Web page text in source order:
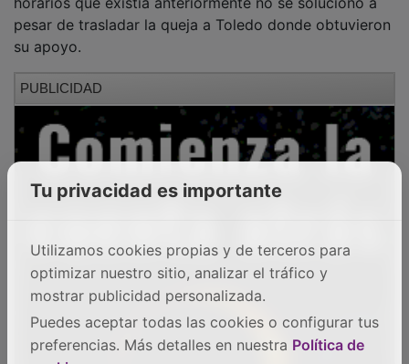
pesar de trasladar la queja a Toledo donde obtuvieron
su apoyo.
Tu privacidad es importante
Utilizamos cookies propias y de terceros para
optimizar nuestro sitio, analizar el tráfico y
mostrar publicidad personalizada.
Puedes aceptar todas las cookies o configurar tus
preferencias. Más detalles en nuestra Política de